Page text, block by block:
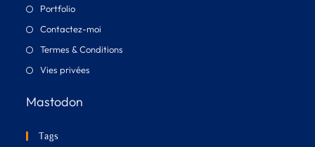
Portfolio
Contactez-moi
Termes & Conditions
Vies privées
Mastodon
Tags